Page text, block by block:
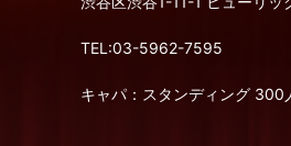
TEL:03-5962-7595
キャパ：スタンディング 300